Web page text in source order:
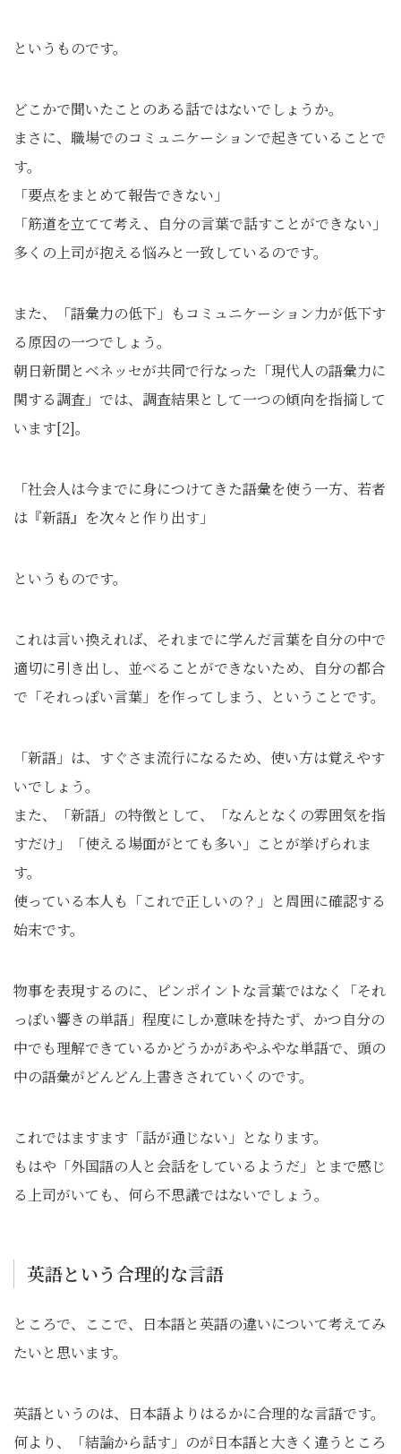
というものです。
どこかで聞いたことのある話ではないでしょうか。
まさに、職場でのコミュニケーションで起きていることで
す。
「要点をまとめて報告できない」
「筋道を立てて考え、自分の言葉で話すことができない」
多くの上司が抱える悩みと一致しているのです。
また、「語彙力の低下」もコミュニケーション力が低下す
る原因の一つでしょう。
朝日新聞とベネッセが共同で行なった「現代人の語彙力に
関する調査」では、調査結果として一つの傾向を指摘して
います[2]。
「社会人は今までに身につけてきた語彙を使う一方、若者
は『新語』を次々と作り出す」
というものです。
これは言い換えれば、それまでに学んだ言葉を自分の中で
適切に引き出し、並べることができないため、自分の都合
で「それっぽい言葉」を作ってしまう、ということです。
「新語」は、すぐさま流行になるため、使い方は覚えやす
いでしょう。
また、「新語」の特徴として、「なんとなくの雰囲気を指
すだけ」「使える場面がとても多い」ことが挙げられま
す。
使っている本人も「これで正しいの？」と周囲に確認する
始末です。
物事を表現するのに、ピンポイントな言葉ではなく「それ
っぽい響きの単語」程度にしか意味を持たず、かつ自分の
中でも理解できているかどうかがあやふやな単語で、頭の
中の語彙がどんどん上書きされていくのです。
これではますます「話が通じない」となります。
もはや「外国語の人と会話をしているようだ」とまで感じ
る上司がいても、何ら不思議ではないでしょう。
英語という合理的な言語
ところで、ここで、日本語と英語の違いについて考えてみ
たいと思います。
英語というのは、日本語よりはるかに合理的な言語です。
何より、「結論から話す」のが日本語と大きく違うところ